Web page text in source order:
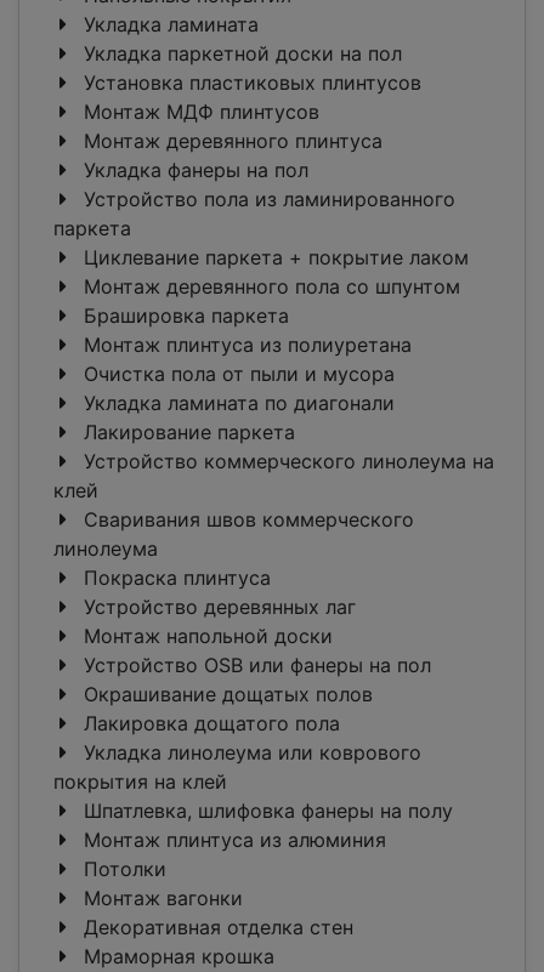
Укладка ламината
Укладка паркетной доски на пол
Установка пластиковых плинтусов
Монтаж МДФ плинтусов
Монтаж деревянного плинтуса
Укладка фанеры на пол
Устройство пола из ламинированного
паркета
Циклевание паркета + покрытие лаком
Монтаж деревянного пола со шпунтом
Брашировка паркета
Монтаж плинтуса из полиуретана
Очистка пола от пыли и мусора
Укладка ламината по диагонали
Лакирование паркета
Устройство коммерческого линолеума на
клей
Сваривания швов коммерческого
линолеума
Покраска плинтуса
Устройство деревянных лаг
Монтаж напольной доски
Устройство OSB или фанеры на пол
Окрашивание дощатых полов
Лакировка дощатого пола
Укладка линолеума или коврового
покрытия на клей
Шпатлевка, шлифовка фанеры на полу
Монтаж плинтуса из алюминия
Потолки
Монтаж вагонки
Декоративная отделка стен
Мраморная крошка